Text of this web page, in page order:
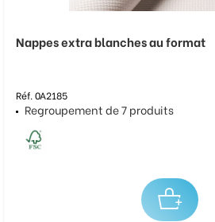
Nappes extra blanches au format
Réf. 0A2185
Regroupement de 7 produits